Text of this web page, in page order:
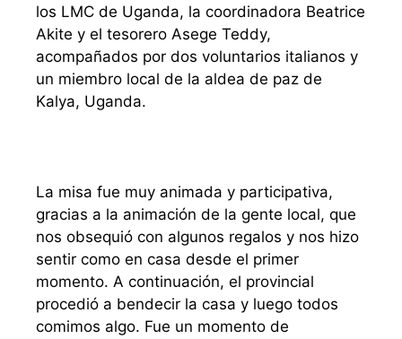
los LMC de Uganda, la coordinadora Beatrice
Akite y el tesorero Asege Teddy,
acompañados por dos voluntarios italianos y
un miembro local de la aldea de paz de
Kalya, Uganda.
La misa fue muy animada y participativa,
gracias a la animación de la gente local, que
nos obsequió con algunos regalos y nos hizo
sentir como en casa desde el primer
momento. A continuación, el provincial
procedió a bendecir la casa y luego todos
comimos algo. Fue un momento de